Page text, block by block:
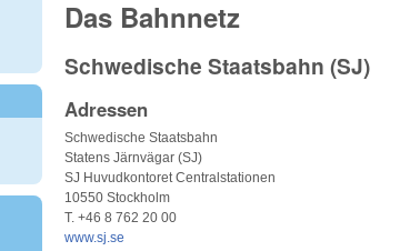
Das Bahnnetz
Schwedische Staatsbahn (SJ)
Adressen
Schwedische Staatsbahn
Statens Järnvägar (SJ)
SJ Huvudkontoret Centralstationen
10550 Stockholm
T. +46 8 762 20 00
www.sj.se